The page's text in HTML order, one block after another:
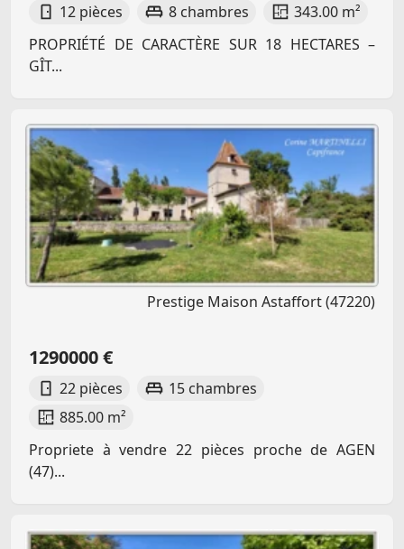
12 pièces 8 chambres
343.00 m²
PROPRIÉTÉ DE CARACTÈRE SUR 18 HECTARES –
GÎT...
Prestige Maison Astaffort (47220)
1290000 €
22 pièces
15 chambres
885.00 m²
Propriete à vendre 22 pièces proche de AGEN
(47)...